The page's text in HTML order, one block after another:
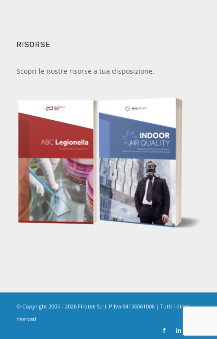
RISORSE
Scopri le nostre risorse a tua disposizione.
© Copyright 2005 - 2026 Firotek S.r.l. P.Iva 04156061006 | Tutti i diritti
riservati